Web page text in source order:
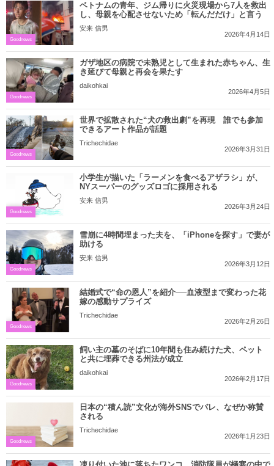
Goodnews
ベトナムの青年、ジム帰りに火災現場から7人を救出
し、母親を心配させないため「転んだだけ」と言う
安来 信男
2026年4月14日
Goodnews
ガザ地区の病院で未熟児として生まれた赤ちゃん、生
き延びて母親と再会を果たす
daikohkai
2026年4月5日
Goodnews
世界で拡散された“犬の救出劇”を再現 誰でも参加
できるアート作品が話題
Trichechidae
2026年3月31日
Goodnews
小学生が描いた「ラーメンを食べるアザラシ」が、
NYスーパーのグッズロゴに採用される
安来 信男
2026年3月24日
Goodnews
雪崩に4時間埋まった夫を、「iPhoneを探す」で妻が
助ける
安来 信男
2026年3月12日
Goodnews
結婚式で“命の恩人”を紹介──血液型まで変わった花
嫁の感動サプライズ
Trichechidae
2026年2月26日
Goodnews
飼い主の墓のそばに10年間も住み続けた犬、ペット
と共に埋葬できる州法が成立
daikohkai
2026年2月17日
Goodnews
日本の“積ん読”文化が海外SNSでバレ、なぜか称賛
される
Trichechidae
2026年1月23日